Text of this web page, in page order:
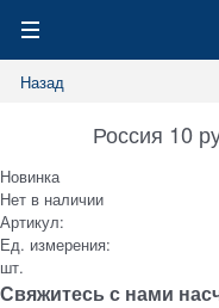
Назад
Россия 10
Новинка
Нет в наличии
Артикул:
Ед. измерения:
шт.
Свяжитесь с нами